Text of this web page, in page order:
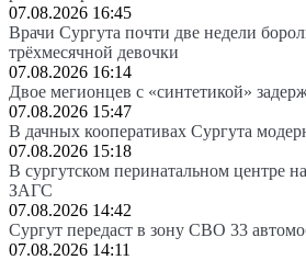
07.08.2026 16:45
Врачи Сургута почти две недели
трёхмесячной девочки
07.08.2026 16:14
Двое мегионцев с «синтетикой»
07.08.2026 15:47
В дачных кооперативах Сургута
07.08.2026 15:18
В сургутском перинатальном центре
ЗАГС
07.08.2026 14:42
Сургут передаст в зону СВО 33
07.08.2026 14:11